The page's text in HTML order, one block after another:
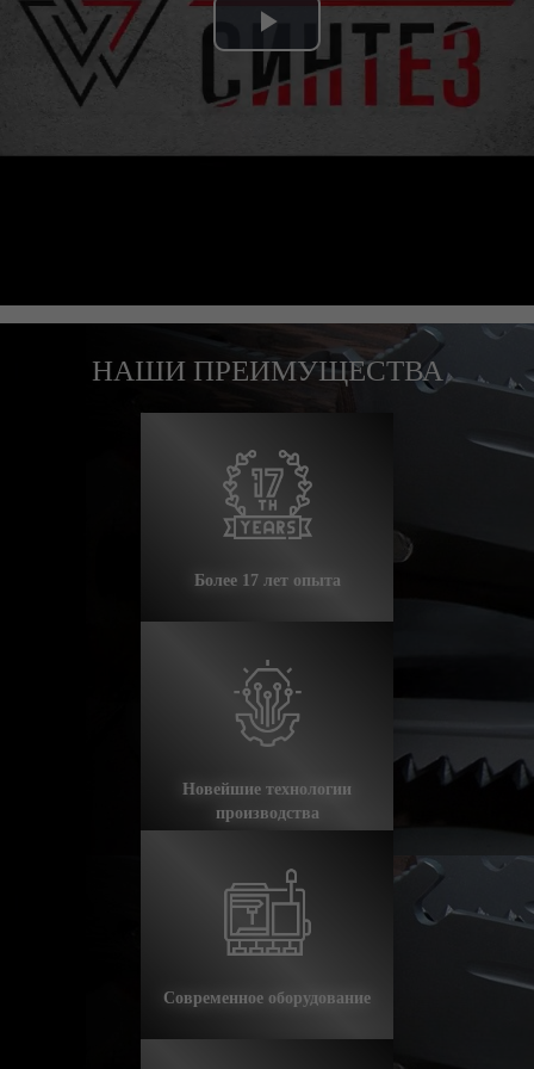
Корзина
Play
Video
НАШИ ПРЕИМУЩЕСТВА
Более 17 лет опыта
Новейшие технологии
производства
Современное оборудование